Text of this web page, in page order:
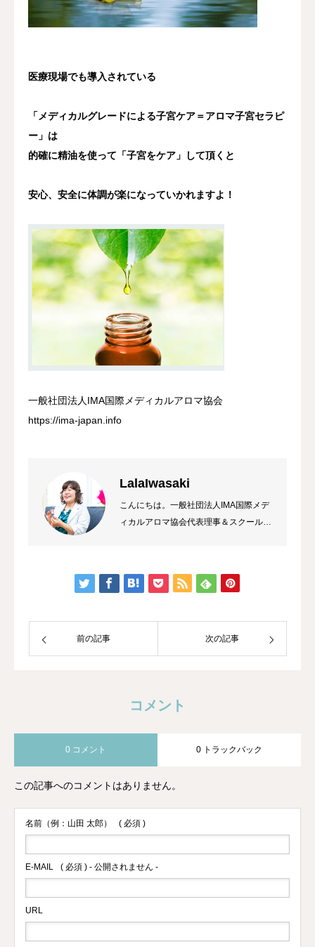
医療現場でも導入されている
「メディカルグレードによる子宮ケア＝アロマ子宮セラピ
ー」は
的確に精油を使って「子宮をケア」して頂くと
安心、安全に体調が楽になっていかれますよ！
一般社団法人IMA国際メディカルアロマ協会
https://ima-japan.info
LalaIwasaki
こんにちは。一般社団法人IMA国際メデ
ィカルアロマ協会代表理事＆スクール校
トレーナーになり、HAWAIIのマナカー
ドのご縁でメディカルアロマに出会いま
前の記事 次の記事
コメント
0 コメント 0 トラックバック
この記事へのコメントはありません。
名前（例：山田 太郎） ( 必須 )
E-MAIL ( 必須 ) - 公開されません -
URL